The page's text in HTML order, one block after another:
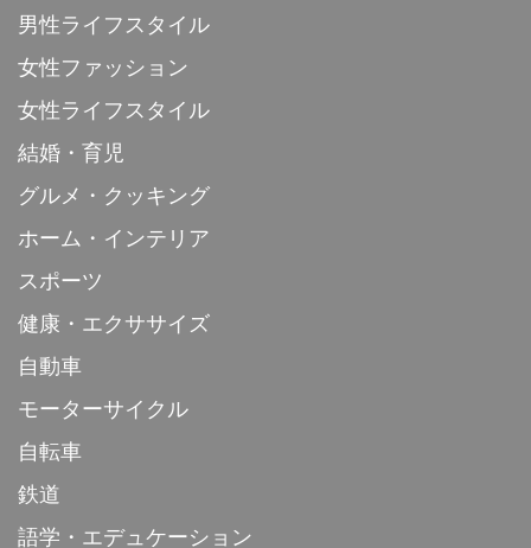
男性ライフスタイル
女性ファッション
女性ライフスタイル
結婚・育児
グルメ・クッキング
ホーム・インテリア
スポーツ
健康・エクササイズ
自動車
モーターサイクル
自転車
鉄道
語学・エデュケーション